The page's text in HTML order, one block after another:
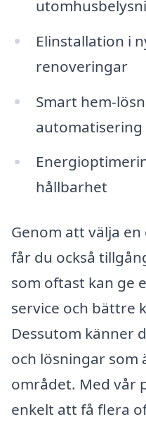
Elinstallation i
renoveringar
Smart hem-
automatisering
hållbarhet
Genom att välja
får du också
som oftast kan ge
service och bättre
Dessutom känner
och lösningar som
området. Med vår
enkelt att få flera